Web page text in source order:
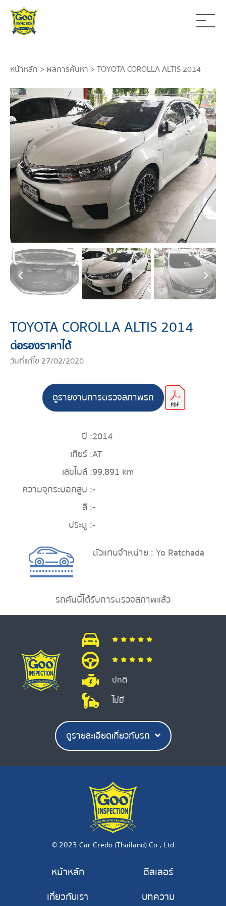
หน้าหลัก > ผลการค้นหา > TOYOTA COROLLA ALTIS 2014
TOYOTA COROLLA ALTIS 2014
ต่อรองราคาได้
วันที่แก้ไข 27/02/2020
ดูรายงานการตรวจสภาพรถ
ปี :2014
เกียร์ :AT
เลขไมล์ :99,891 km
ความจุกระบอกสูบ :-
สี :-
ประตู :-
ตัวแทนจำหน่าย : Yo Ratchada
รถคันนี้ได้รับการตรวจสภาพแล้ว
ปกติ
ไม่มี
ดูรายละเอียดเกี่ยวกับรถ
© 2023 Car Credo (Thailand) Co., Ltd
หน้าหลัก
เกี่ยวกับเรา
ดีลเลอร์
บทความ